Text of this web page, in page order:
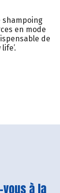
shampoing
en mode
de
à la